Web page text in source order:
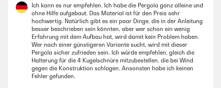
Ich kann es nur empfehlen. Ich habe die Pergola ganz alleine und
ohne Hilfe aufgebaut. Das Material ist für den Preis sehr
hochwertig. Natürlich gibt es ein paar Dinge, die in der Anleitung
besser beschrieben sein könnten, aber wer schon ein wenig
Erfahrung mit dem Aufbau hat, wird damit kein Problem haben.
Wer nach einer günstigeren Variante sucht, wird mit dieser
Pergola sicher zufrieden sein. Ich würde empfehlen, gleich die
Halterung für die 4 Kugelschnüre mitzubestellen, die bei Wind
gegen die Konstruktion schlagen. Ansonsten habe ich keinen
Fehler gefunden.